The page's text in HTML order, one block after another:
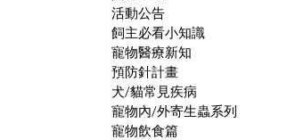
活動公告
飼主必看小知識
寵物醫療新知
預防針計畫
犬/貓常見疾病
寵物內/外寄生蟲系列
寵物飲食篇